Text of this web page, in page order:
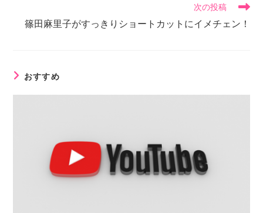
次の投稿
篠田麻里子がすっきりショートカットにイメチェン！
おすすめ